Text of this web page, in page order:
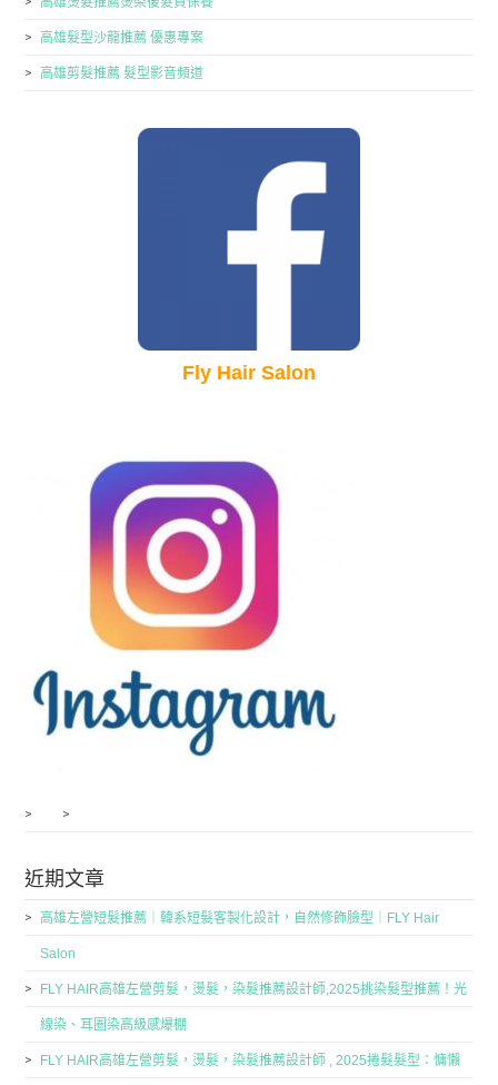
高雄髮型沙龍推薦 優惠專案
高雄剪髮推薦 髮型影音頻道
Fly Hair Salon
近期文章
高雄左營短髮推薦｜韓系短髮客製化設計，自然修飾臉型｜FLY Hair
Salon
FLY HAIR高雄左營剪髮，燙髮，染髮推薦設計師,2025挑染髮型推薦！光
線染、耳圈染高級感爆棚
FLY HAIR高雄左營剪髮，燙髮，染髮推薦設計師 , 2025捲髮髮型：慵懶